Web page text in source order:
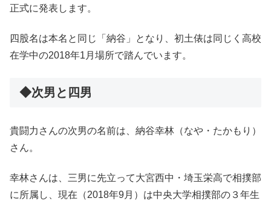
正式に発表します。
四股名は本名と同じ「納谷」となり、初土俵は同じく高校
在学中の2018年1月場所で踏んでいます。
◆次男と四男
貴闘力さんの次男の名前は、納谷幸林（なや・たかもり）
さん。
幸林さんは、三男に先立って大宮西中・埼玉栄高で相撲部
に所属し、現在（2018年9月）は中央大学相撲部の３年生